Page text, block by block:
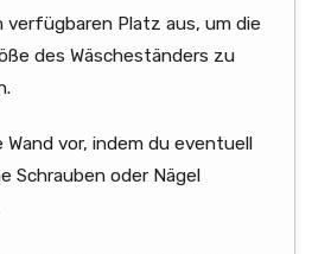
verfügbaren Platz aus, um die
des Wäscheständers zu
Wand vor, indem du eventuell
Schrauben oder Nägel